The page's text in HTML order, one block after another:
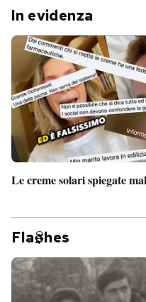
Sport
PODCAST
NEWSLETTER
SHOP
CALENDARIO
In evidenza
Le creme solari spiegate
Fla hes